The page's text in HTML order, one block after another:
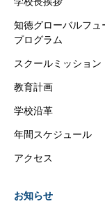
知徳グローバルフュ
プログラム
スクールミッション
教育計画
学校沿革
年間スケジュール
アクセス
お知らせ